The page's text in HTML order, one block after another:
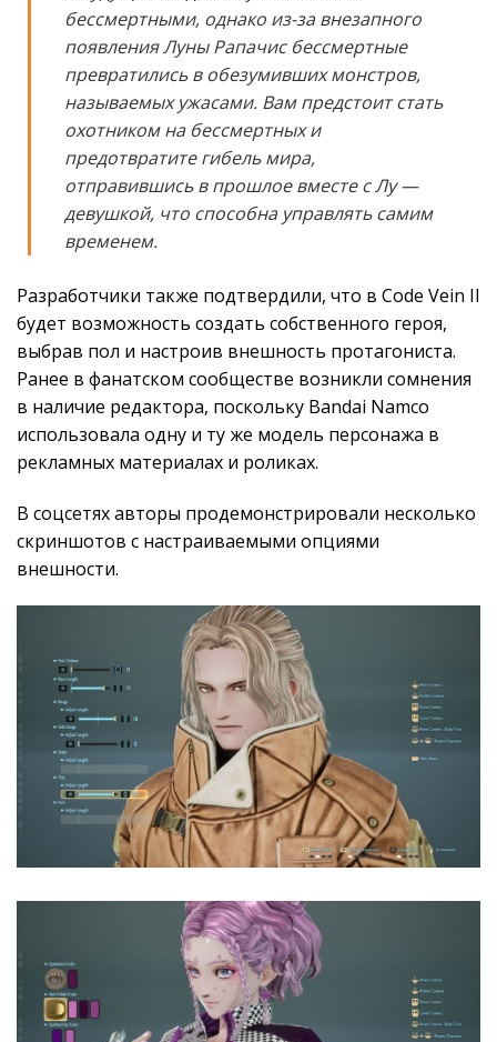
бессмертными, однако из-за внезапного
появления Луны Рапачис бессмертные
превратились в обезумивших монстров,
называемых ужасами. Вам предстоит стать
охотником на бессмертных и
предотвратите гибель мира,
отправившись в прошлое вместе с Лу —
девушкой, что способна управлять самим
временем.
Разработчики также подтвердили, что в Code Vein II
будет возможность создать собственного героя,
выбрав пол и настроив внешность протагониста.
Ранее в фанатском сообществе возникли сомнения
в наличие редактора, поскольку Bandai Namco
использовала одну и ту же модель персонажа в
рекламных материалах и роликах.
В соцсетях авторы продемонстрировали несколько
скриншотов с настраиваемыми опциями
внешности.